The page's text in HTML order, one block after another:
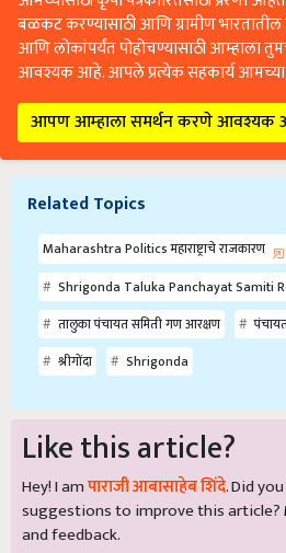
बळकट करण्यासाठी आणि ग्रामीण
आणि लोकांपर्यंत पोहोचण्यासाठी आम्हाला
आवश्यक आहे. आपले प्रत्येक सहकार्य आमच्या
आपण आम्हाला समर्थन करणे आवश्यक
Related Topics
Maharashtra Politics महाराष्ट्राचे राजकारण
Shrigonda Taluka Panchayat Samiti
तालुका पंचायत समिती गण आरक्षण
श्रीगोंदा
Shrigonda
Like this article?
Hey! I amपाराजी आबासाहेब शिंदे. Did
suggestions to improve this article?
and feedback.